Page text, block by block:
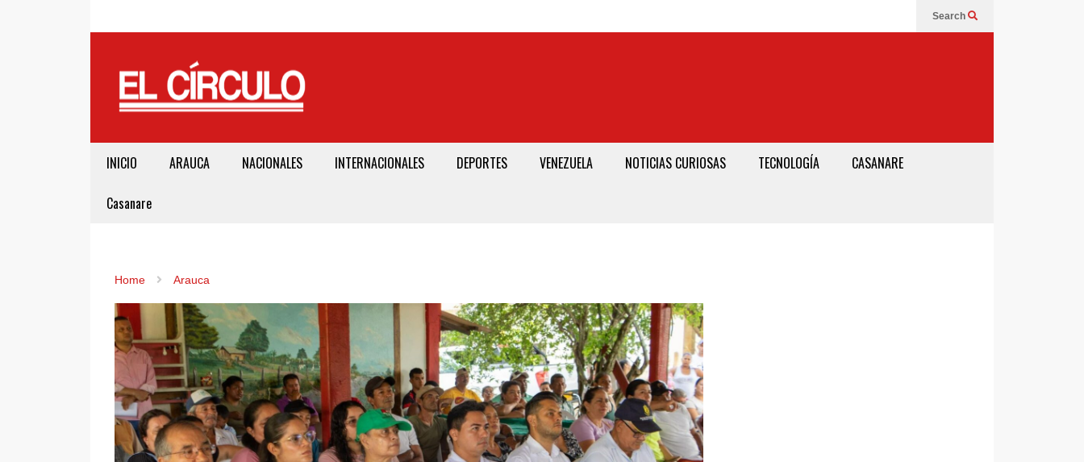
Search
INICIO ARAUCA NACIONALES INTERNACIONALES DEPORTES VENEZUELA NOTICIAS CURIOSAS TECNOLOGÍA CASANARE
Casanare
Home Arauca